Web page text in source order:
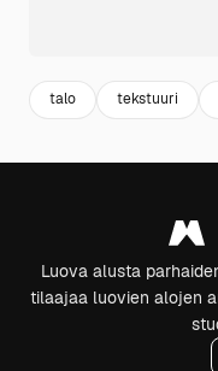
talo tekstuuri
Luova alusta
tilaajaa luovien alojen